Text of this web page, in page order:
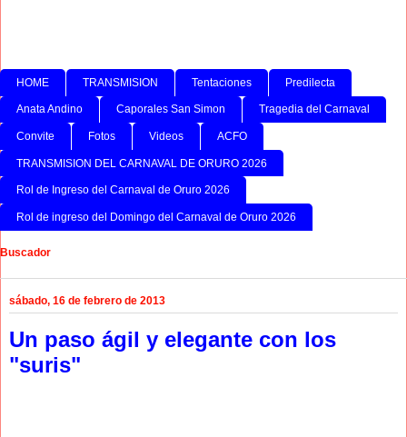
HOME TRANSMISION Tentaciones Predilecta
Anata Andino Caporales San Simon Tragedia del Carnaval
Convite Fotos Videos ACFO
TRANSMISION DEL CARNAVAL DE ORURO 2026
Rol de Ingreso del Carnaval de Oruro 2026
Rol de ingreso del Domingo del Carnaval de Oruro 2026
Buscador
sábado, 16 de febrero de 2013
Un paso ágil y elegante con los
"suris"